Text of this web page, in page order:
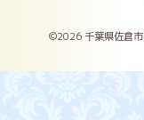
©2026 千葉県佐倉